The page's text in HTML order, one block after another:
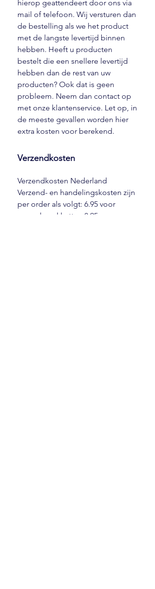
hierop geattendeert door ons via
mail of telefoon. Wij versturen dan
de bestelling als we het product
met de langste levertijd binnen
hebben. Heeft u producten
bestelt die een snellere levertijd
hebben dan de rest van uw
producten? Ook dat is geen
probleem. Neem dan contact op
met onze klantenservice. Let op, in
de meeste gevallen worden hier
extra kosten voor berekend.
Verzendkosten
Verzendkosten Nederland
Verzend- en handelingskosten zijn
per order als volgt: 6.95 voor
normale pakketten 8,95 voor